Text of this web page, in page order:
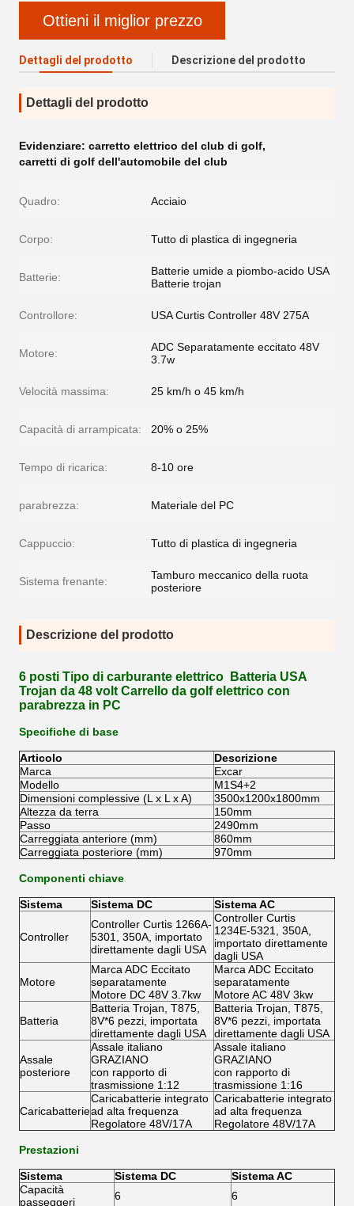
Ottieni il miglior prezzo
Dettagli del prodotto Descrizione del prodotto
Dettagli del prodotto
Evidenziare: carretto elettrico del club di golf,
carretti di golf dell'automobile del club
Quadro: Acciaio
Corpo: Tutto di plastica di ingegneria
Batterie:
Batterie umide a piombo-acido USA
Batterie trojan
Controllore: USA Curtis Controller 48V 275A
Motore:
ADC Separatamente eccitato 48V
3.7w
Velocità massima: 25 km/h o 45 km/h
Capacità di arrampicata: 20% o 25%
Tempo di ricarica: 8-10 ore
parabrezza: Materiale del PC
Cappuccio: Tutto di plastica di ingegneria
Sistema frenante:
Tamburo meccanico della ruota
posteriore
Descrizione del prodotto
6 posti Tipo di carburante elettrico Batteria USA
Trojan da 48 volt Carrello da golf elettrico con
parabrezza in PC
Specifiche di base
Articolo
Descrizione
Marca
Excar
Modello
M1S4+2
Dimensioni complessive (L x L x A)
3500x1200x1800mm
Altezza da terra
150mm
Passo
2490mm
Carreggiata anteriore (mm)
860mm
Carreggiata posteriore (mm)
970mm
Componenti chiave
Sistema Sistema DC Sistema AC
Controller
Controller Curtis 1266A-
5301, 350A, importato
direttamente dagli USA
Controller Curtis
1234E-5321, 350A,
importato direttamente
dagli USA
Motore
Marca ADC Eccitato
separatamente
Motore DC 48V 3.7kw
Marca ADC Eccitato
separatamente
Motore AC 48V 3kw
Batteria
Batteria Trojan, T875,
8V*6 pezzi, importata
direttamente dagli USA
Batteria Trojan, T875,
8V*6 pezzi, importata
direttamente dagli USA
Assale
posteriore
Assale italiano
GRAZIANO
con rapporto di
trasmissione 1:12
Assale italiano
GRAZIANO
con rapporto di
trasmissione 1:16
Caricabatterie
Caricabatterie integrato
ad alta frequenza
Regolatore 48V/17A
Caricabatterie integrato
ad alta frequenza
Regolatore 48V/17A
Prestazioni
Sistema Sistema DC
Sistema AC
Capacità
passeggeri
6 6